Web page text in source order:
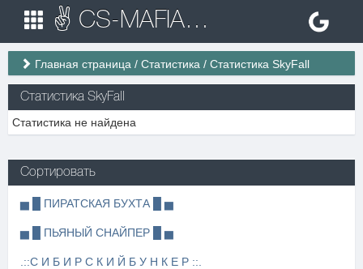
✌ CS-MAFIA.RU ✌ Игровые сервера Counter Strike 1.6
Главная страница / Статистика / Статистика SkyFall
Статистика SkyFall
Статистика не найдена
Сортировать
▅ █ ПИРАТСКАЯ БУХТА █ ▅
▅ █ ПЬЯНЫЙ СНАЙПЕР █ ▅
.::С И Б И Р С К И Й Б У Н К Е Р ::.